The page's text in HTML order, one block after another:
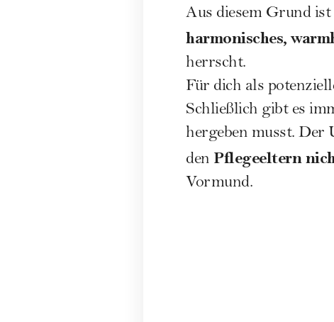
Aus diesem Grund ist
harmonisches,
herrscht.
Für dich als
Schließlich gibt es
hergeben musst. Der
den Pflegeeltern
Vormund.